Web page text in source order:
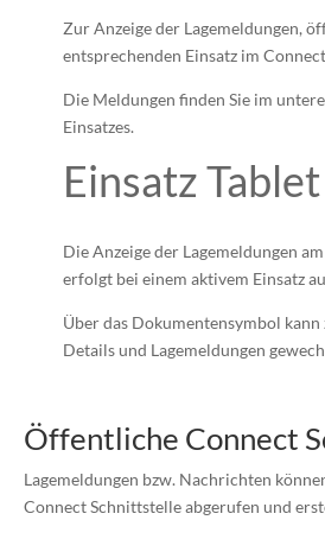
Zur Anzeige der Lagemeldungen,
entsprechenden Einsatz im
Die Meldungen finden Sie im
Einsatzes.
Einsatz Tablet
Die Anzeige der Lagemeldungen
erfolgt bei einem aktivem Einsatz
Über das Dokumentensymbol kann
Details und Lagemeldungen
Öffentliche Connect
Lagemeldungen bzw. Nachrichten
Connect Schnittstelle abgerufen und